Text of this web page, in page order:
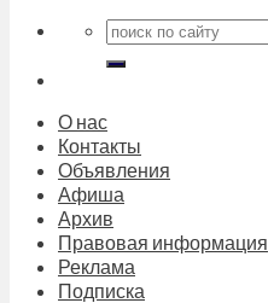
О нас
Контакты
Объявления
Афиша
Архив
Правовая информация
Реклама
Подписка